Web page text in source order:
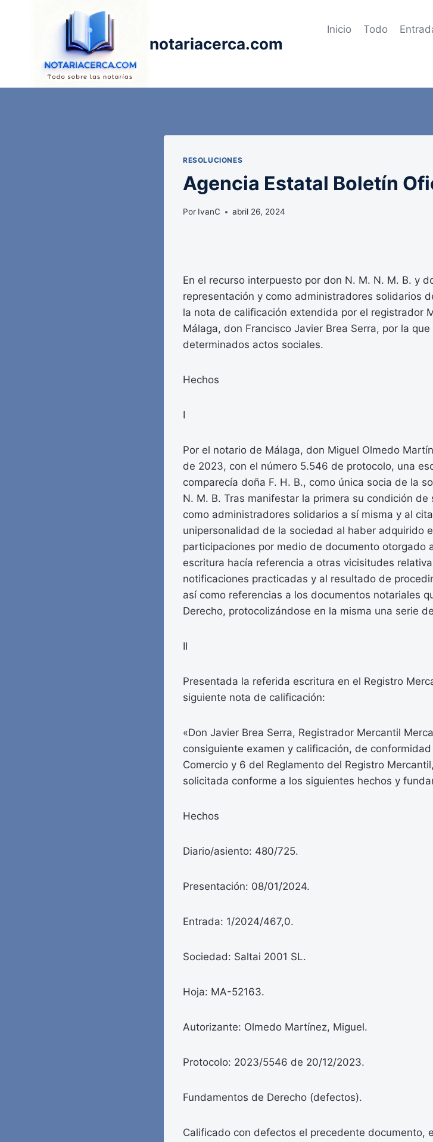
notariacerca.com
Inicio Todo
RESOLUCIONES
Agencia Estatal Boletín
Por IvanC abril 26, 2024
En el recurso interpuesto por don N. M. N. M. B. y
representación y como administradores solidarios
la nota de calificación extendida por el registrador
Málaga, don Francisco Javier Brea Serra, por la
determinados actos sociales.
Hechos
I
Por el notario de Málaga, don Miguel Olmedo
de 2023, con el número 5.546 de protocolo, una
comparecía doña F. H. B., como única socia de la
N. M. B. Tras manifestar la primera su condición
como administradores solidarios a sí misma y al
unipersonalidad de la sociedad al haber adquirido
participaciones por medio de documento otorgado
escritura hacía referencia a otras vicisitudes
notificaciones practicadas y al resultado de
así como referencias a los documentos notariales
Derecho, protocolizándose en la misma una serie
II
Presentada la referida escritura en el Registro
siguiente nota de calificación:
«Don Javier Brea Serra, Registrador Mercantil
consiguiente examen y calificación, de
Comercio y 6 del Reglamento del Registro
solicitada conforme a los siguientes hechos y
Hechos
Diario/asiento: 480/725.
Presentación: 08/01/2024.
Entrada: 1/2024/467,0.
Sociedad: Saltai 2001 SL.
Hoja: MA-52163.
Autorizante: Olmedo Martínez, Miguel.
Protocolo: 2023/5546 de 20/12/2023.
Fundamentos de Derecho (defectos).
Calificado con defectos el precedente documento,